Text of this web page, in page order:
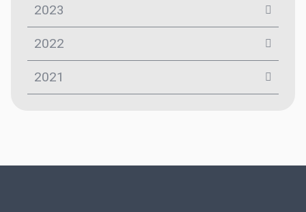
2023
2022
2021